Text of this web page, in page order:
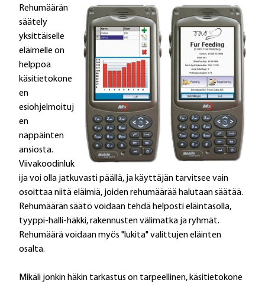
Rehumäärän
säätely
yksittäiselle
eläimelle on
helppoa
käsitietokone
en
esiohjelmoituj
en
näppäinten
ansiosta.
Viivakoodinluk
ija voi olla jatkuvasti päällä, ja käyttäjän tarvitsee vain
osoittaa niitä eläimiä, joiden rehumäärää halutaan säätää.
Rehumäärän säätö voidaan tehdä helposti eläintasolla,
tyyppi-halli-häkki, rakennusten välimatka ja ryhmät.
Rehumäärä voidaan myös "lukita" valittujen eläinten
osalta.
Mikäli jonkin häkin tarkastus on tarpeellinen, käsitietokone